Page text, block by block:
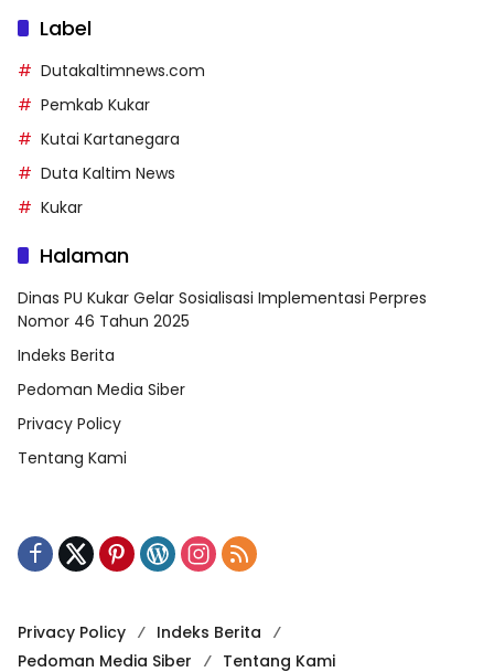
Label
Dutakaltimnews.com
Pemkab Kukar
Kutai Kartanegara
Duta Kaltim News
Kukar
Halaman
Dinas PU Kukar Gelar Sosialisasi Implementasi Perpres
Nomor 46 Tahun 2025
Indeks Berita
Pedoman Media Siber
Privacy Policy
Tentang Kami
Privacy Policy
Indeks Berita
Pedoman Media Siber
Tentang Kami